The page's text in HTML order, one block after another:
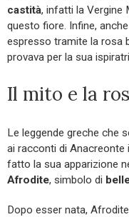
castità, infatti la Vergine
questo fiore. Infine,
espresso tramite la rosa
provava per la sua
Il mito e la
Le leggende greche che
ai racconti di Anacreonte
fatto la sua apparizione
Afrodite, simbolo di
Dopo esser nata,